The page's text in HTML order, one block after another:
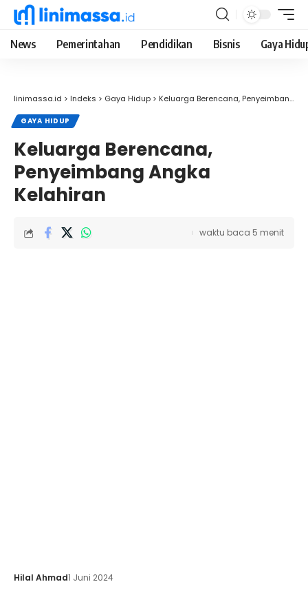
News Pemerintahan Pendidikan Bisnis Gaya
linimassa.id > Indeks > Gaya Hidup > Keluarga Berencana, Penyeimbang Angka Kelahiran
GAYA HIDUP
Keluarga Berencana,
Penyeimbang Angka
Kelahiran
Hilal Ahmad1 Juni 2024
waktu baca 5 menit